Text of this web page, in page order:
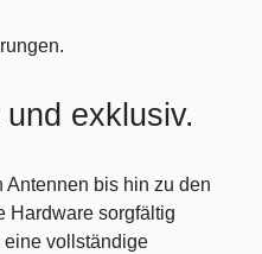
exklusiv.
Antennen bis hin zu den
Hardware sorgfältig
eine vollständige